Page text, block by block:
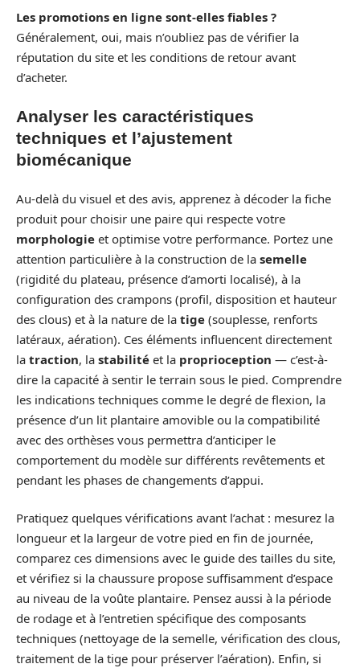
Les promotions en ligne sont-elles fiables ?
Généralement, oui, mais n’oubliez pas de vérifier la
réputation du site et les conditions de retour avant
d’acheter.
Analyser les caractéristiques
techniques et l’ajustement
biomécanique
Au-delà du visuel et des avis, apprenez à décoder la fiche
produit pour choisir une paire qui respecte votre
morphologie et optimise votre performance. Portez une
attention particulière à la construction de la semelle
(rigidité du plateau, présence d’amorti localisé), à la
configuration des crampons (profil, disposition et hauteur
des clous) et à la nature de la tige (souplesse, renforts
latéraux, aération). Ces éléments influencent directement
la traction, la stabilité et la proprioception — c’est-à-
dire la capacité à sentir le terrain sous le pied. Comprendre
les indications techniques comme le degré de flexion, la
présence d’un lit plantaire amovible ou la compatibilité
avec des orthèses vous permettra d’anticiper le
comportement du modèle sur différents revêtements et
pendant les phases de changements d’appui.
Pratiquez quelques vérifications avant l’achat : mesurez la
longueur et la largeur de votre pied en fin de journée,
comparez ces dimensions avec le guide des tailles du site,
et vérifiez si la chaussure propose suffisamment d’espace
au niveau de la voûte plantaire. Pensez aussi à la période
de rodage et à l’entretien spécifique des composants
techniques (nettoyage de la semelle, vérification des clous,
traitement de la tige pour préserver l’aération). Enfin, si